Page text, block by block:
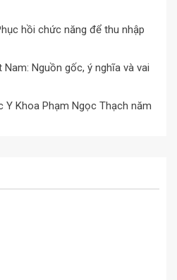
hồi chức năng để thu nhập
Nguồn gốc, ý nghĩa và vai
Y Khoa Phạm Ngọc Thạch năm